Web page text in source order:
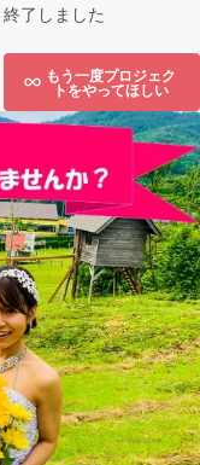
終了しました
もう一度プロジェク
トをやってほしい